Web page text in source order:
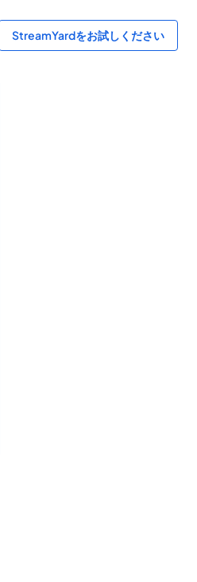
StreamYardをお試しください